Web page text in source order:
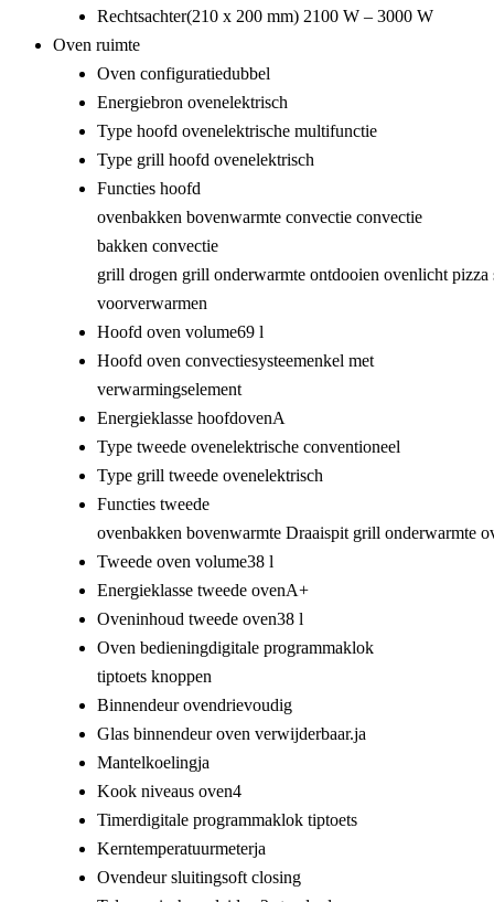
Rechtsachter(210 x 200 mm) 2100 W – 3000 W
Oven ruimte
Oven configuratiedubbel
Energiebron ovenelektrisch
Type hoofd ovenelektrische multifunctie
Type grill hoofd ovenelektrisch
Functies hoofd
ovenbakken bovenwarmte convectie convectie
bakken convectie
grill drogen grill onderwarmte ontdooien ovenlicht pizza
voorverwarmen
Hoofd oven volume69 l
Hoofd oven convectiesysteemenkel met
verwarmingselement
Energieklasse hoofdovenA
Type tweede ovenelektrische conventioneel
Type grill tweede ovenelektrisch
Functies tweede
ovenbakken bovenwarmte Draaispit grill onderwarmte
Tweede oven volume38 l
Energieklasse tweede ovenA+
Oveninhoud tweede oven38 l
Oven bedieningdigitale programmaklok
tiptoets knoppen
Binnendeur ovendrievoudig
Glas binnendeur oven verwijderbaar.ja
Mantelkoelingja
Kook niveaus oven4
Timerdigitale programmaklok tiptoets
Kerntemperatuurmeterja
Ovendeur sluitingsoft closing